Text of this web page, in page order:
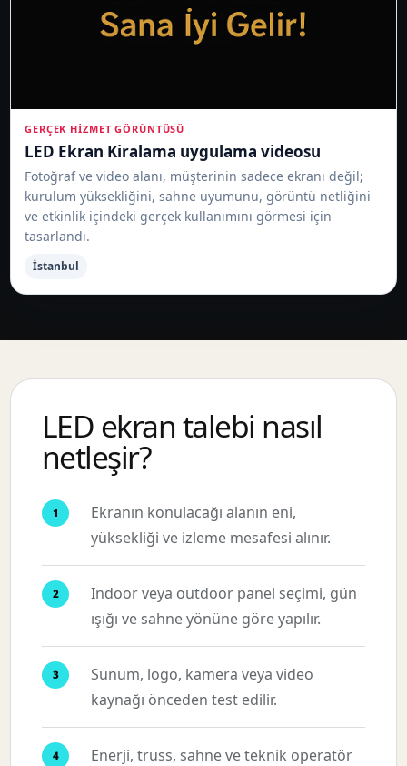
GERÇEK HIZMET GÖRÜNTÜSÜ
LED Ekran Kiralama uygulama videosu
Fotoğraf ve video alanı, müşterinin sadece ekranı değil;
kurulum yüksekliğini, sahne uyumunu, görüntü netliğini
ve etkinlik içindeki gerçek kullanımını görmesi için
tasarlandı.
İstanbul
LED ekran talebi nasıl
netleşir?
Ekranın konulacağı alanın eni,
yüksekliği ve izleme mesafesi alınır.
Indoor veya outdoor panel seçimi, gün
ışığı ve sahne yönüne göre yapılır.
Sunum, logo, kamera veya video
kaynağı önceden test edilir.
Enerji, truss, sahne ve teknik operatör